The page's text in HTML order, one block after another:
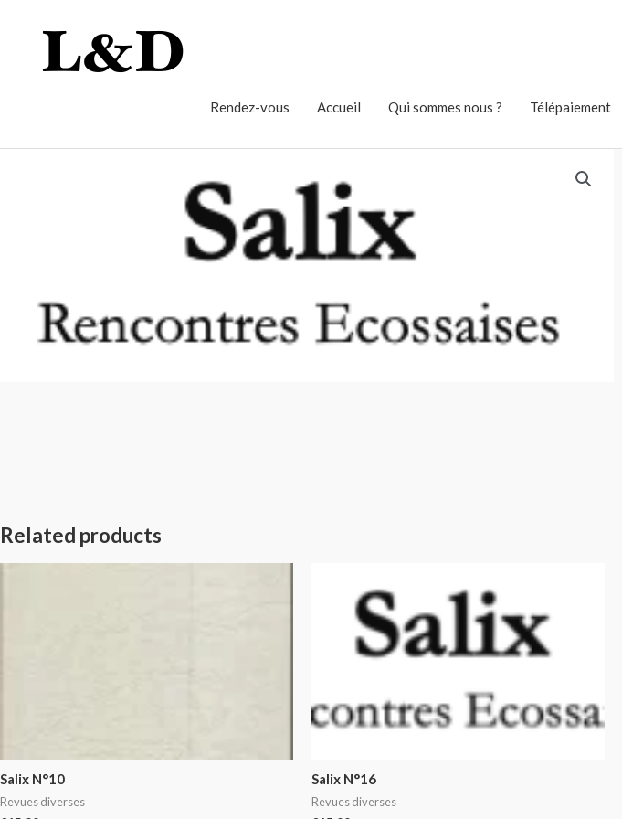
Rendez-vous Accueil Qui sommes nous ? Télépaiement
Related products
Salix N°10
Revues diverses
Salix N°16
Revues diverses